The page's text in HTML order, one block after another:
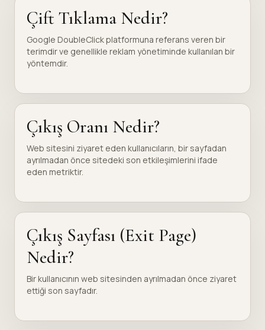
Çift Tıklama Nedir?
Google DoubleClick platformuna referans veren bir
terimdir ve genellikle reklam yönetiminde kullanılan bir
yöntemdir.
Çıkış Oranı Nedir?
Web sitesini ziyaret eden kullanıcıların, bir sayfadan
ayrılmadan önce sitedeki son etkileşimlerini ifade
eden metriktir.
Çıkış Sayfası (Exit Page)
Nedir?
Bir kullanıcının web sitesinden ayrılmadan önce ziyaret
ettiği son sayfadır.